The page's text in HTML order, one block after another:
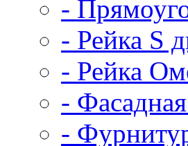
-
- Рейка S
- Рейка
-
-